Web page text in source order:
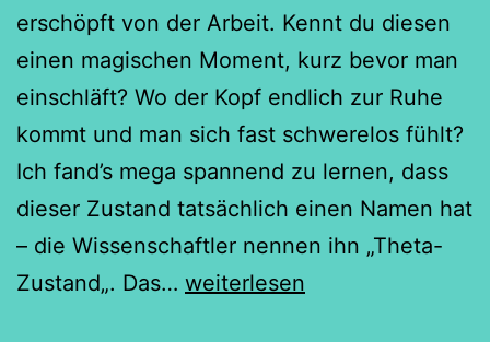
erschöpft von der Arbeit. Kennt du diesen
einen magischen Moment, kurz bevor man
einschläft? Wo der Kopf endlich zur Ruhe
kommt und man sich fast schwerelos fühlt?
Ich fand’s mega spannend zu lernen, dass
dieser Zustand tatsächlich einen Namen hat
– die Wissenschaftler nennen ihn „Theta-
Zustand„. Das… Theta-
weiterlesen